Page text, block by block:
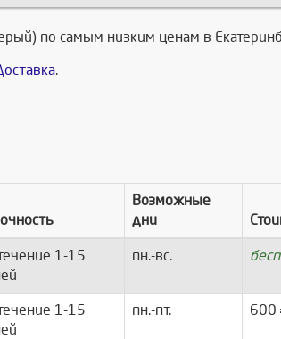
по самым низким ценам в
.
Возможные
дни
1-15
пн.-вс.
1-15
пн.-пт. 600